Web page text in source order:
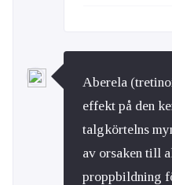
Aberela
effekt på den
talgkörtelns
av orsaken till
proppbildning